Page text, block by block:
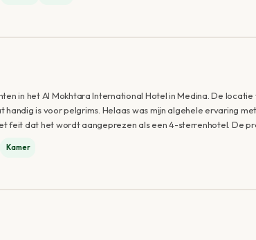
in het Al Mokhtara International Hotel in Medina. De
handig is voor pelgrims. Helaas was mijn algehele ervaring
feit dat het wordt aangeprezen als een 4-sterrenhotel. De
Kamer